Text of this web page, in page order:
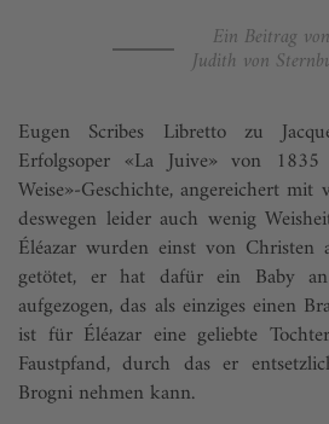
Ein Beitrag von
Judith von
Eugen Scribes Libretto zu
Erfolgsoper «La Juive» von
Weise»-Geschichte, angereichert
deswegen leider auch wenig
Éléazar wurden einst von Christen
getötet, er hat dafür ein Baby
aufgezogen, das als einziges einen
ist für Éléazar eine geliebte
Faustpfand, durch das er
Brogni nehmen kann.